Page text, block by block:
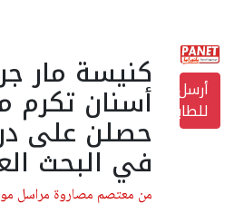
أرسل
للطابعة
كنيسة مار
أسنان تكرم
حصلن على
في البحث
من معتصم مصاروة مراسل